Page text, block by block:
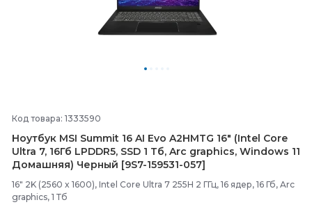
Код товара: 1333590
Ноутбук MSI Summit 16 AI Evo A2HMTG 16" (Intel Core
Ultra 7, 16Гб LPDDR5, SSD 1 Тб, Arc graphics, Windows 11
Домашняя) Черный [9S7-159531-057]
16" 2K (2560 x 1600), Intel Core Ultra 7 255H 2 ГГц, 16 ядер, 16 Гб, Arc
graphics, 1 Тб